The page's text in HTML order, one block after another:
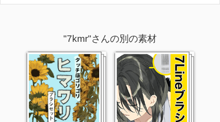
"7kmr"さんの別の素材